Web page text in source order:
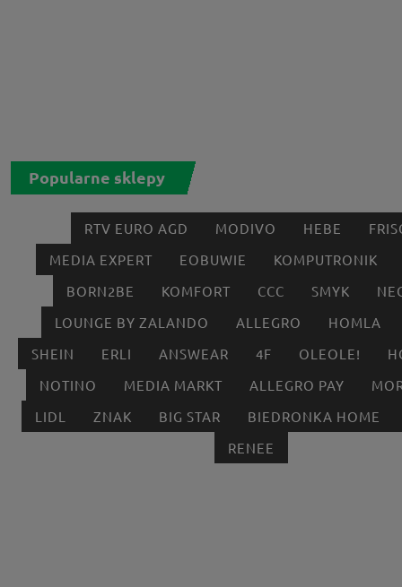
Popularne sklepy
RTV EURO AGD MODIVO HEBE
MEDIA EXPERT
EOBUWIE
KOMPUTRONIK
BORN2BE
KOMFORT CCC SMYK
LOUNGE BY ZALANDO
ALLEGRO
HOMLA
SHEIN
ERLI ANSWEAR 4F OLEOLE!
NOTINO
MEDIA MARKT ALLEGRO PAY
LIDL
ZNAK BIG STAR
BIEDRONKA HOME
RENEE